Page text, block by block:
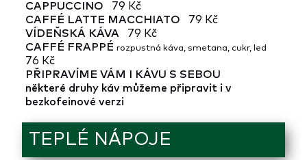
CAPPUCCINO
79 Kč
CAFFÉ LATTE MACCHIATO
79 Kč
VÍDEŇSKÁ KÁVA
79 Kč
CAFFÉ FRAPPÉ rozpustná káva, smetana, cukr, led
76 Kč
PŘIPRAVÍME VÁM I KÁVU S SEBOU
některé druhy káv můžeme připravit i v
bezkofeinové verzi
TEPLÉ NÁPOJE